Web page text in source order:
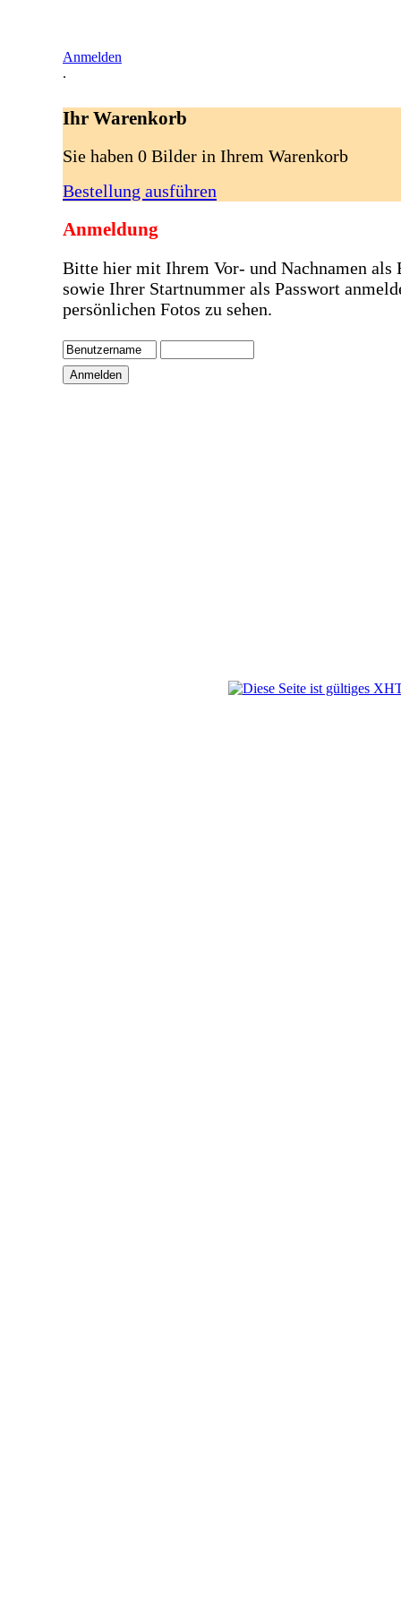
Anmelden
.
Ihr Warenkorb
Sie haben 0 Bilder in Ihrem Warenkorb
Bestellung ausführen
Anmeldung
Bitte hier mit Ihrem Vor- und Nachnamen als
sowie Ihrer Startnummer als Passwort
persönlichen Fotos zu sehen.